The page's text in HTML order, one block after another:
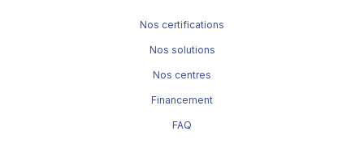
Nos certifications
Nos solutions
Nos centres
Financement
FAQ